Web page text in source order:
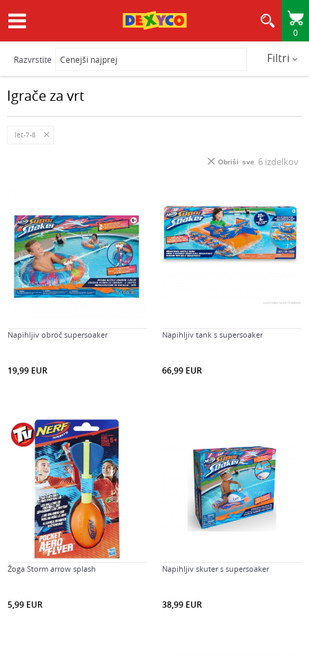
0
Igrače za vrt
Razvrstite Filtri
let-7-8
6 izdelkov
Obriši sve
Napihljiv obroč supersoaker
19,99 EUR
Napihljiv tank s supersoaker
66,99 EUR
Žoga Storm arrow splash
5,99 EUR
Napihljiv skuter s supersoaker
38,99 EUR